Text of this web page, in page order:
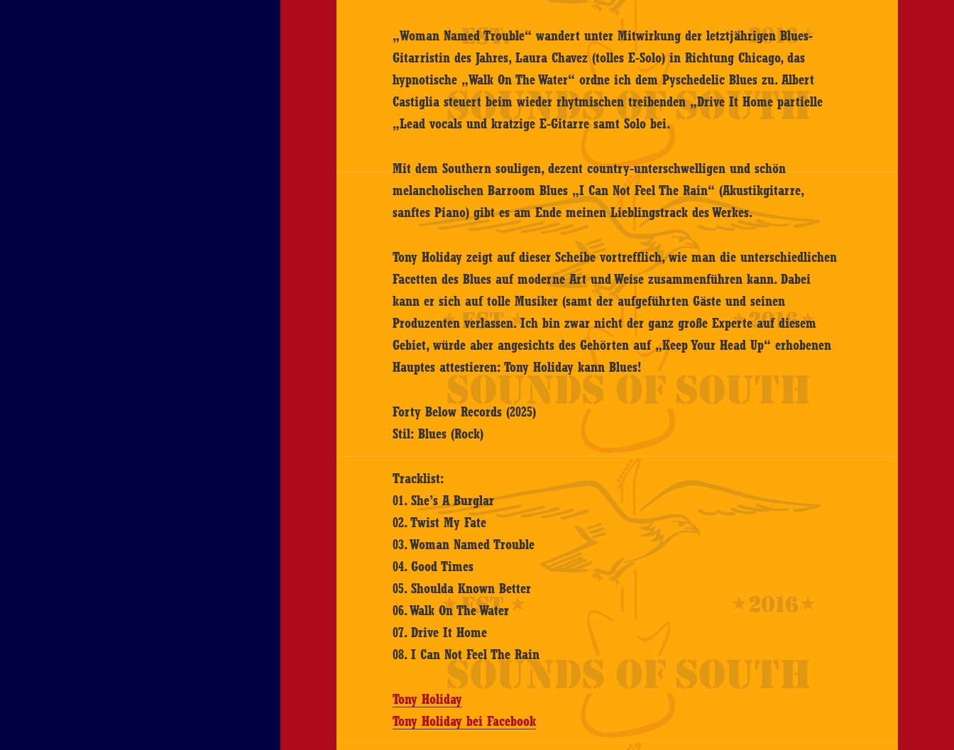
„Woman Named Trouble“ wandert unter Mitwirkung der letztjährigen Blues-
Gitarristin des Jahres, Laura Chavez (tolles E-Solo) in Richtung Chicago, das
hypnotische „Walk On The Water“ ordne ich dem Pyschedelic Blues zu. Albert
Castiglia steuert beim wieder rhytmischen treibenden „Drive It Home partielle
„Lead vocals und kratzige E-Gitarre samt Solo bei.
Mit dem Southern souligen, dezent country-unterschwelligen und schön
melancholischen Barroom Blues „I Can Not Feel The Rain“ (Akustikgitarre,
sanftes Piano) gibt es am Ende meinen Lieblingstrack des Werkes.
Tony Holiday zeigt auf dieser Scheibe vortrefflich, wie man die unterschiedlichen
Facetten des Blues auf moderne Art und Weise zusammenführen kann. Dabei
kann er sich auf tolle Musiker (samt der aufgeführten Gäste und seinen
Produzenten verlassen. Ich bin zwar nicht der ganz große Experte auf diesem
Gebiet, würde aber angesichts des Gehörten auf „Keep Your Head Up“ erhobenen
Hauptes attestieren: Tony Holiday kann Blues!
Forty Below Records (2025)
Stil: Blues (Rock)
Tracklist:
01. She’s A Burglar
02. Twist My Fate
03. Woman Named Trouble
04. Good Times
05. Shoulda Known Better
06. Walk On The Water
07. Drive It Home
08. I Can Not Feel The Rain
Tony Holiday
Tony Holiday bei Facebook